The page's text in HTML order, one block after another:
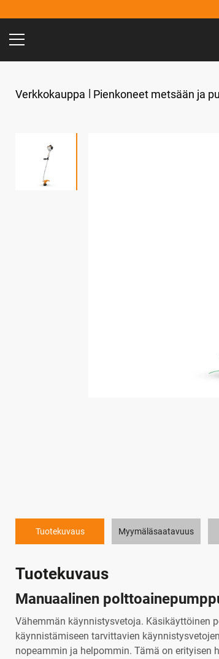
Verkkokauppa Pienkoneet metsään ja
Tuotekuvaus Myymäläsaatavuus
Tuotekuvaus
Manuaalinen
Vähemmän käynnistysvetoja. Käsikäyttöinen
käynnistämiseen tarvittavien
nopeammin ja helpommin. Tämä on erityisen